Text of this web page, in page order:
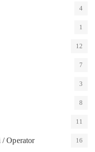
4
1
12
7
3
8
11
/ Operator 16